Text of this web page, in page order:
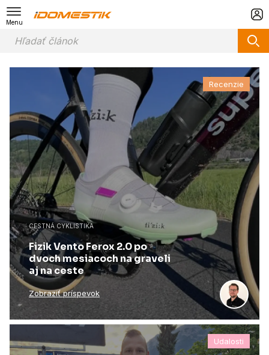
Menu
Recenzie
CESTNÁ CYKLISTIKA
Fizik Vento Ferox 2.0 po
dvoch mesiacoch na graveli
aj na ceste
Zobraziť príspevok
Udalosti